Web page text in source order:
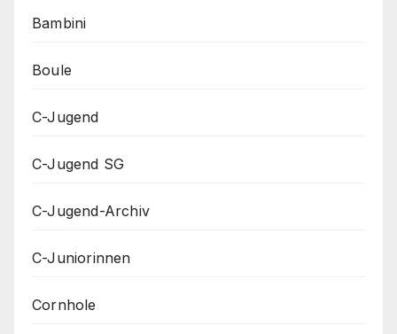
Bambini
Boule
C-Jugend
C-Jugend SG
C-Jugend-Archiv
C-Juniorinnen
Cornhole